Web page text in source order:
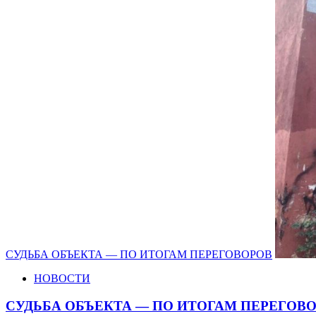
СУДЬБА ОБЪЕКТА — ПО ИТОГАМ ПЕРЕГОВОРОВ
НОВОСТИ
СУДЬБА ОБЪЕКТА — ПО ИТОГАМ